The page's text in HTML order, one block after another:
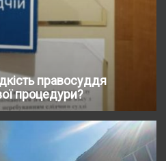
правосуддя
процедури?